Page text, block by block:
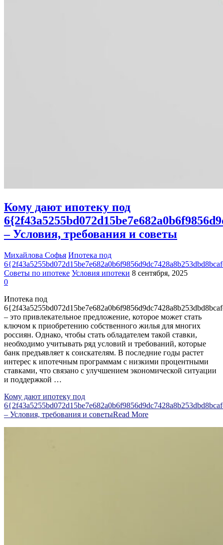
Кому дают ипотеку под
– Условия, требования и советы
Михайлова Софья Ипотека под
Советы по ипотеке Условия ипотеки 8 сентября, 2025
0
Ипотека под
– это привлекательное предложение, которое может стать
ключом к приобретению собственного жилья для многих
россиян. Однако, чтобы стать обладателем такой ставки,
необходимо учитывать ряд условий и требований, которые
банк предъявляет к соискателям. В последние годы растет
интерес к ипотечным программам с низкими процентными
ставками, что связано с улучшением экономической ситуации
и поддержкой …
Кому дают ипотеку под
– Условия, требования и советыRead More